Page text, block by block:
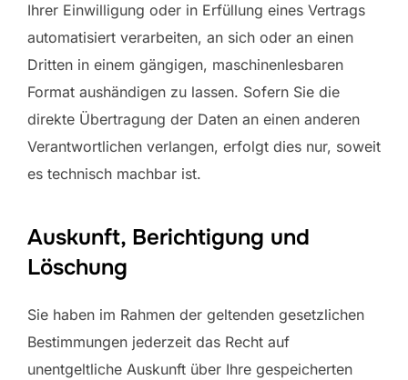
Ihrer Einwilligung oder in Erfüllung eines Vertrags
automatisiert verarbeiten, an sich oder an einen
Dritten in einem gängigen, maschinenlesbaren
Format aushändigen zu lassen. Sofern Sie die
direkte Übertragung der Daten an einen anderen
Verantwortlichen verlangen, erfolgt dies nur, soweit
es technisch machbar ist.
Auskunft, Berichtigung und
Löschung
Sie haben im Rahmen der geltenden gesetzlichen
Bestimmungen jederzeit das Recht auf
unentgeltliche Auskunft über Ihre gespeicherten